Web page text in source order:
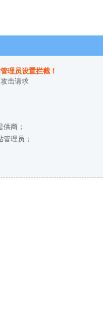
理员设置拦截！
击请求
商；
理员；